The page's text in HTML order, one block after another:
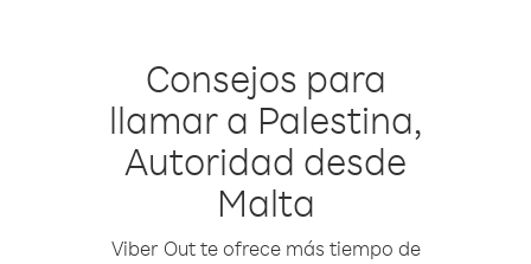
Consejos para
llamar a Palestina,
Autoridad desde
Malta
Viber Out te ofrece más tiempo de